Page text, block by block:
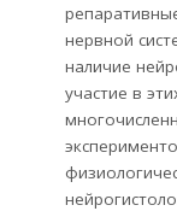
нервной
наличие
участие в